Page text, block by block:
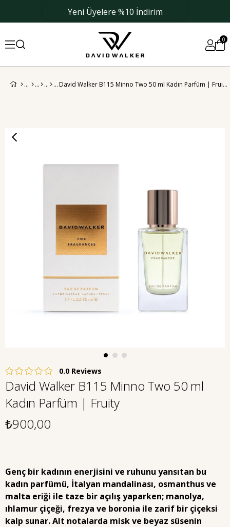
Yeni Üyelere %10 İndirim
0
David Walker B115 Minno Two 50 ml Kadın Parfüm | Fruity
0.0
David Walker B115 Minno Two 50 ml
Kadın Parfüm | Fruity
₺900,00
Genç bir kadının enerjisini ve ruhunu yansıtan bu
kadın parfümü, İtalyan mandalinası, osmanthus ve
malta eriği ile taze bir açılış yaparken; manolya,
ıhlamur çiçeği, frezya ve boronia ile zarif bir çiçeksi
kalp sunar. Alt notalarda misk ve beyaz süsenin